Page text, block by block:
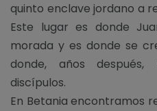
quinto enclave jordano a
Este lugar es donde
morada y es donde se
donde, años
discípulos.
En Betania encontramos